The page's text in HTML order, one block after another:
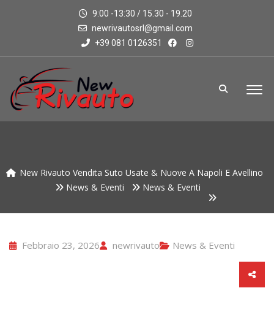
9:00 -13:30 / 15.30 - 19.20
newrivautosrl@gmail.com
+39 081 0126351
New Rivauto Vendita Suto Usate & Nuove A Napoli E Avellino
News & Eventi
News & Eventi
Febbraio 23, 2026 newrivauto News & Eventi